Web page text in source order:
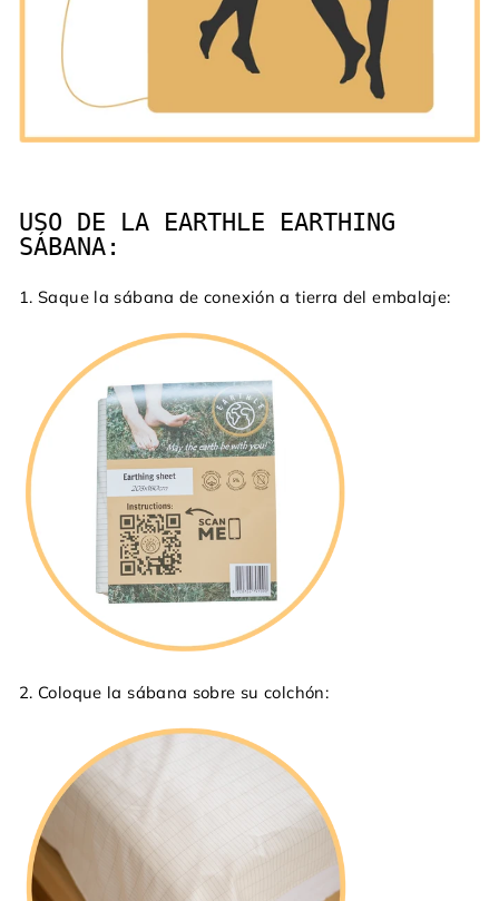
USO DE LA EARTHLE EARTHING
SÁBANA:
1. Saque la sábana de conexión a tierra del embalaje:
2. Coloque la sábana sobre su colchón: